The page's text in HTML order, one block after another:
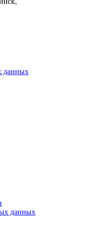
данных
данных